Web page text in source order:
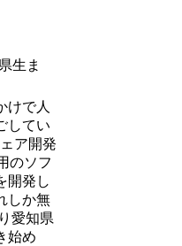
生ま
けで人
してい
ア開発
のソフ
開発し
しか無
愛知県
始め